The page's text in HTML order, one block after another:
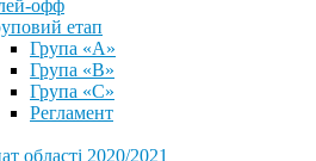
офф
етап
Група «А»
Група «B»
Група «C»
Регламент
області 2020/2021